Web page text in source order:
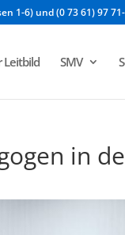
1-6) und (0 73 61) 97
Leitbild SMV
in